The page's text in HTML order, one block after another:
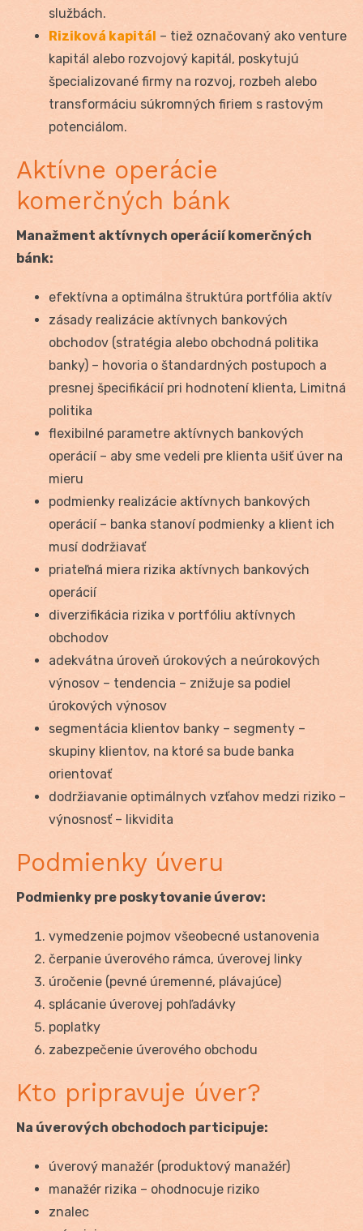
službách.
Riziková kapitál – tiež označovaný ako venture
kapitál alebo rozvojový kapitál, poskytujú
špecializované firmy na rozvoj, rozbeh alebo
transformáciu súkromných firiem s rastovým
potenciálom.
Aktívne operácie
komerčných bánk
Manažment aktívnych operácií komerčných
bánk:
efektívna a optimálna štruktúra portfólia aktív
zásady realizácie aktívnych bankových
obchodov (stratégia alebo obchodná politika
banky) – hovoria o štandardných postupoch a
presnej špecifikácií pri hodnotení klienta, Limitná
politika
flexibilné parametre aktívnych bankových
operácií – aby sme vedeli pre klienta ušiť úver na
mieru
podmienky realizácie aktívnych bankových
operácií – banka stanoví podmienky a klient ich
musí dodržiavať
priateľná miera rizika aktívnych bankových
operácií
diverzifikácia rizika v portfóliu aktívnych
obchodov
adekvátna úroveň úrokových a neúrokových
výnosov – tendencia – znižuje sa podiel
úrokových výnosov
segmentácia klientov banky – segmenty –
skupiny klientov, na ktoré sa bude banka
orientovať
dodržiavanie optimálnych vzťahov medzi riziko –
výnosnosť – likvidita
Podmienky úveru
Podmienky pre poskytovanie úverov:
vymedzenie pojmov všeobecné ustanovenia
čerpanie úverového rámca, úverovej linky
úročenie (pevné úremenné, plávajúce)
splácanie úverovej pohľadávky
poplatky
zabezpečenie úverového obchodu
Kto pripravuje úver?
Na úverových obchodoch participuje:
úverový manažér (produktový manažér)
manažér rizika – ohodnocuje riziko
znalec